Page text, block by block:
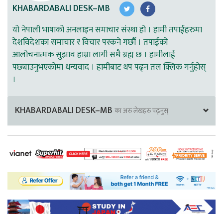
KHABARDABALI DESK–MB
यो नेपाली भाषाको अनलाइन समाचार संस्था हो । हामी तपाईहरुमा
देशविदेशका समाचार र विचार पस्कने गर्छौ । तपाईको
आलोचनात्मक सुझाव हाम्रा लागी सधै ग्रह्य छ । हामीलाई
पछ्याउनुभएकोमा धन्यवाद । हामीबाट थप पढ्न तल क्लिक गर्नुहोस्
।
KHABARDABALI DESK–MB का अरु लेखहरु पढ्नुस्